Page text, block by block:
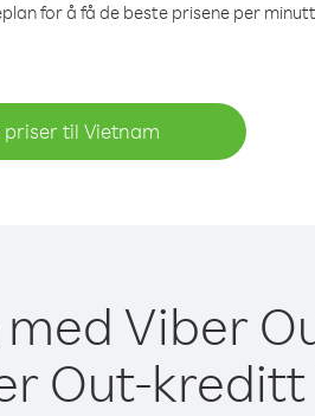
for å få de beste prisene per
priser til Vietnam
Viber
Out-kreditt